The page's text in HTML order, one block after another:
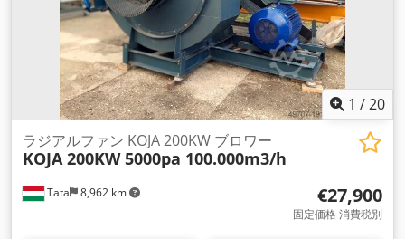
1 /20
Tata 8,962 km
ラジアルファン KOJA 200KW ブロワー
KOJA 200KW 5000pa 100.000m3/h
€27,900
固定価格 消費税別